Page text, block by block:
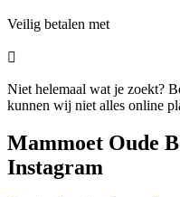
Veilig betalen met

Niet helemaal wat je zoekt?
kunnen wij niet alles online
Mammoet Oude
Instagram